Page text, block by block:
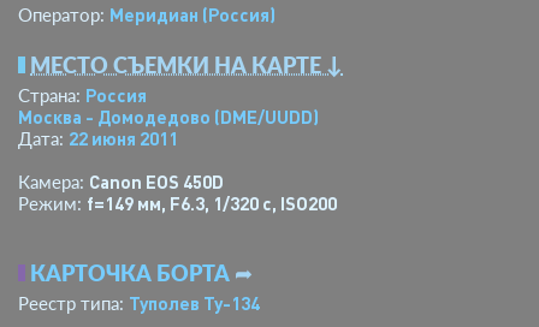
Оператор: Меридиан (Россия)
МЕСТО СЪЕМКИ НА КАРТЕ ↓
Страна: Россия
Москва - Домодедово (DME/UUDD)
Дата: 22 июня 2011
Камера: Canon EOS 450D
Режим: f=149 мм, F6.3, 1/320 с, ISO200
КАРТОЧКА БОРТА ➦
Реестр типа: Туполев Ту-134